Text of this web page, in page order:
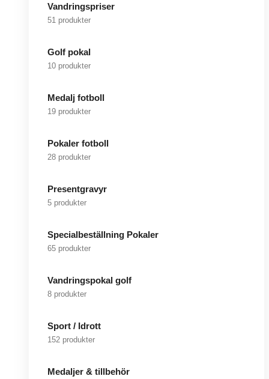
Vandringspriser
51 produkter
Golf pokal
10 produkter
Medalj fotboll
19 produkter
Pokaler fotboll
28 produkter
Presentgravyr
5 produkter
Specialbeställning Pokaler
65 produkter
Vandringspokal golf
8 produkter
Sport / Idrott
152 produkter
Medaljer & tillbehör